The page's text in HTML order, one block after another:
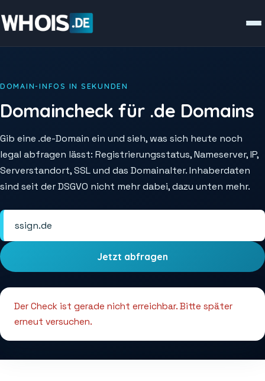
DOMAIN-INFOS IN SEKUNDEN
Domaincheck für .de Domains
Gib eine .de-Domain ein und sieh, was sich heute noch
legal abfragen lässt: Registrierungsstatus, Nameserver, IP,
Serverstandort, SSL und das Domainalter. Inhaberdaten
sind seit der DSGVO nicht mehr dabei, dazu unten mehr.
Jetzt abfragen
Der Check ist gerade nicht erreichbar. Bitte später
erneut versuchen.